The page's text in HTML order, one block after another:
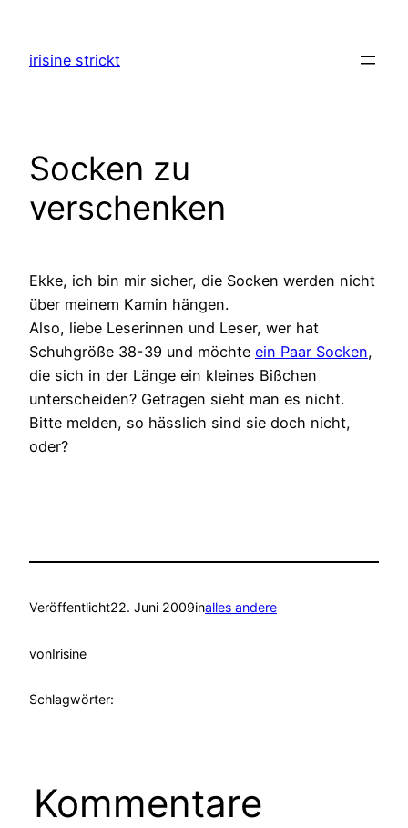
springen
irisine strickt
Socken zu
verschenken
Ekke, ich bin mir sicher, die Socken werden nicht
über meinem Kamin hängen.
Also, liebe Leserinnen und Leser, wer hat
Schuhgröße 38-39 und möchte ein Paar Socken,
die sich in der Länge ein kleines Bißchen
unterscheiden? Getragen sieht man es nicht.
Bitte melden, so hässlich sind sie doch nicht,
oder?
Veröffentlicht22. Juni 2009inalles andere
vonIrisine
Schlagwörter:
Kommentare